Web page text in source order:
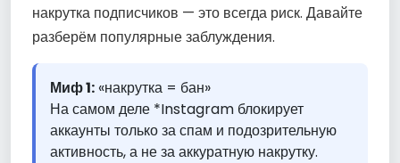
накрутка подписчиков — это всегда риск. Давайте
разберём популярные заблуждения.
Миф 1: «накрутка = бан»
На самом деле *Instagram блокирует
аккаунты только за спам и подозрительную
активность, а не за аккуратную накрутку.